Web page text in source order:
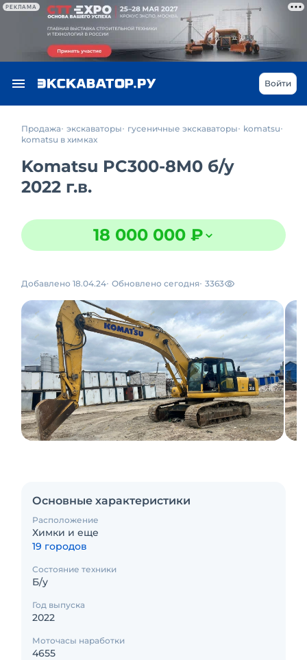
РЕКЛАМА
Войти
Продажа экскаваторы гусеничные экскаваторы
komatsu
komatsu в химках
Komatsu PC300-8M0 б/у
2022 г.в.
18 000 000 ₽
Добавлено 18.04.24 Обновлено сегодня 3363
Основные характеристики
Расположение
Химки и еще
19 городов
Состояние техники
Б/у
Год выпуска
2022
Моточасы наработки
4655